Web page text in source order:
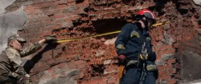
і є родичами Столипіна», — каже